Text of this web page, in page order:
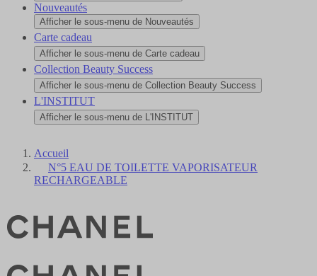
Nouveautés
Afficher le sous-menu de Nouveautés
Carte cadeau
Afficher le sous-menu de Carte cadeau
Collection Beauty Success
Afficher le sous-menu de Collection Beauty Success
L'INSTITUT
Afficher le sous-menu de L'INSTITUT
Accueil
N°5 EAU DE TOILETTE VAPORISATEUR
RECHARGEABLE